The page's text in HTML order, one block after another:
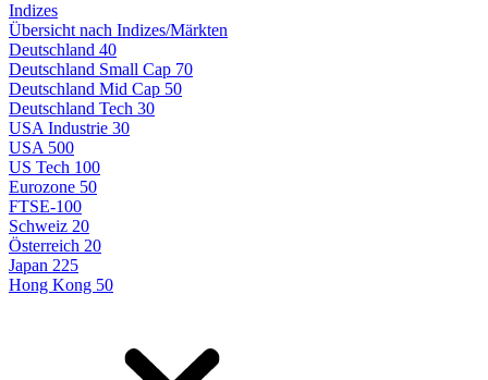
Indizes
Übersicht nach Indizes/Märkten
Deutschland 40
Deutschland Small Cap 70
Deutschland Mid Cap 50
Deutschland Tech 30
USA Industrie 30
USA 500
US Tech 100
Eurozone 50
FTSE-100
Schweiz 20
Österreich 20
Japan 225
Hong Kong 50